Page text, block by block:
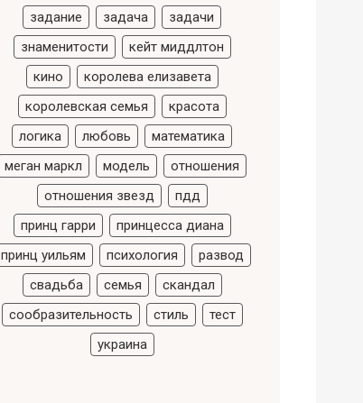
задание
задача
задачи
знаменитости
кейт миддлтон
кино
королева елизавета
королевская семья
красота
логика
любовь
математика
меган маркл
модель
отношения
отношения звезд
пдд
принц гарри
принцесса диана
принц уильям
психология
развод
свадьба
семья
скандал
сообразительность
стиль
тест
украина